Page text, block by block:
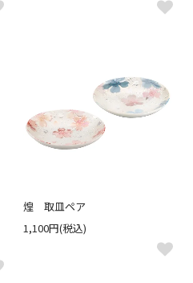
煌 取皿ペア
1,100円(税込)